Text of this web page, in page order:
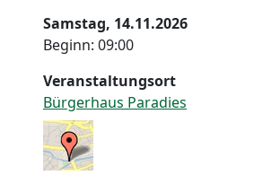
Samstag, 14.11.2026
Beginn: 09:00
Veranstaltungsort
Bürgerhaus Paradies